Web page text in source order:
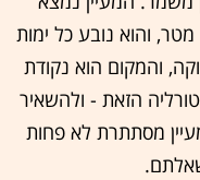
בתחתית מפל יבש בגובה של כ־100 מטר, והוא נובע כל ימות
והמקום הוא נקודת
הזאת - ולהשאיר
מסתתרת לא פחות